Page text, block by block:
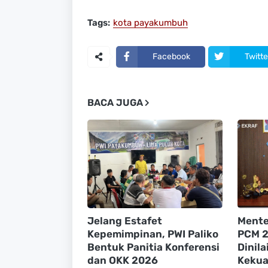
Tags: kota payakumbuh
Facebook
BACA JUGA
Jelang Estafet
Kepemimpinan, PWI Paliko
Bentuk Panitia Konferensi
dan OKK 2026
PCM